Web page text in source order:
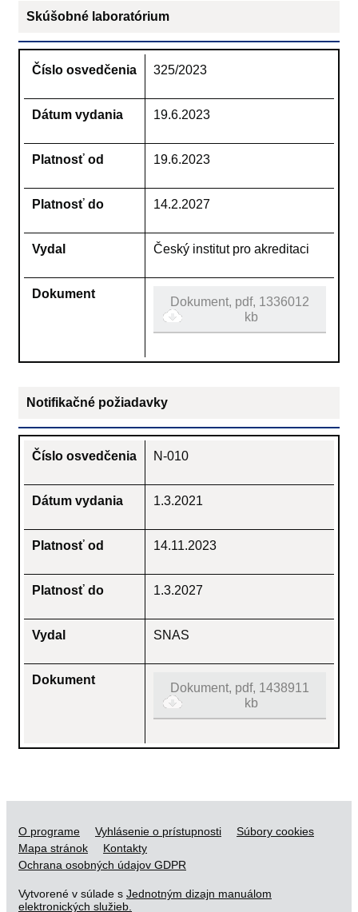
Skúšobné laboratórium
Číslo osvedčenia 325/2023
Dátum vydania 19.6.2023
Platnosť od 19.6.2023
Platnosť do 14.2.2027
Vydal Český institut pro akreditaci
Dokument
Dokument, pdf, 1336012
kb
Notifikačné požiadavky
Číslo osvedčenia N-010
Dátum vydania 1.3.2021
Platnosť od 14.11.2023
Platnosť do 1.3.2027
Vydal SNAS
Dokument
Dokument, pdf, 1438911
kb
O programe Vyhlásenie o prístupnosti
Súbory cookies
Mapa stránok
Kontakty
Ochrana osobných údajov GDPR
Vytvorené v súlade s Jednotným dizajn manuálom
elektronických služieb.